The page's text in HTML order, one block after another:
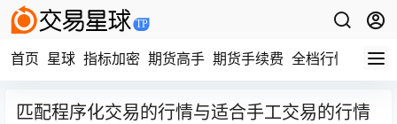
首页 星球 指标加密 期货高手 期货手续费 全档行情 视频
匹配程序化交易的行情与适合手工交易的行情